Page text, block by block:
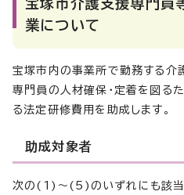
宝塚市介護支援専門員
業について
宝塚市内の事業所で勤務する介
専門員の人材確保・定着を図る
る法定研修費用を助成します。
助成対象者
次の(1)～(5)のいずれにも該当